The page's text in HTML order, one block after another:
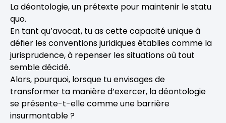
La déontologie, un prétexte pour maintenir le statu
quo.
En tant qu’avocat, tu as cette capacité unique à
défier les conventions juridiques établies comme la
jurisprudence, à repenser les situations où tout
semble décidé.
Alors, pourquoi, lorsque tu envisages de
transformer ta manière d’exercer, la déontologie
se présente-t-elle comme une barrière
insurmontable ?